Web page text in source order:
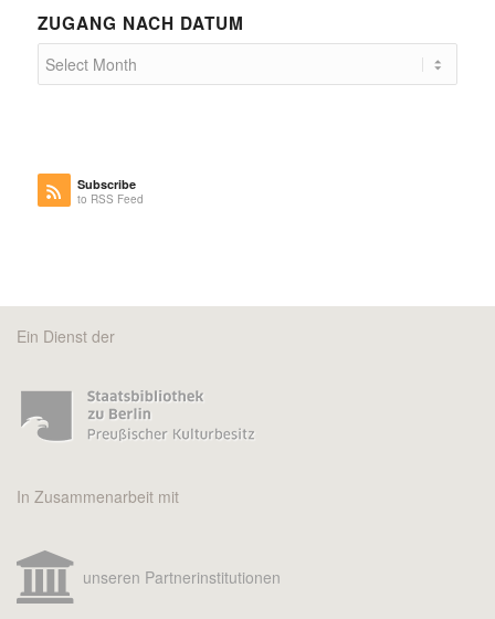
ZUGANG NACH DATUM
Subscribe
to RSS Feed
Ein Dienst der
In Zusammenarbeit mit
unseren Partnerinstitutionen